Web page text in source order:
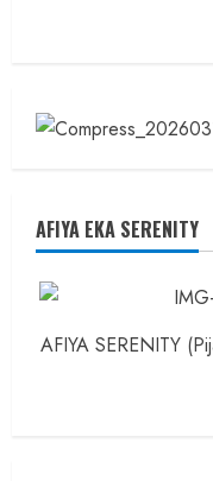
AFIYA EKA SERENITY
AFIYA SERENITY